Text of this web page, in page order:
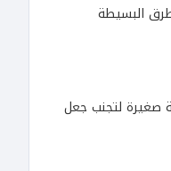
البسيطة
صغيرة لتجنب جعل